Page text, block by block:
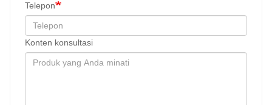
Telepon
Konten konsultasi